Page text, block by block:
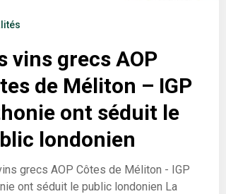
vins grecs AOP
de Méliton – IGP
ont séduit le
londonien
grecs AOP Côtes de Méliton - IGP
ont séduit le public londonien La